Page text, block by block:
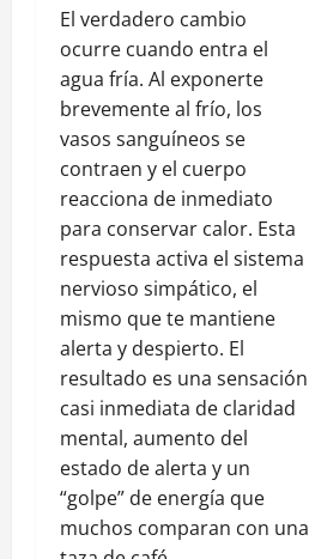
El verdadero cambio
ocurre cuando entra el
agua fría. Al exponerte
brevemente al frío, los
vasos sanguíneos se
contraen y el cuerpo
reacciona de inmediato
para conservar calor. Esta
respuesta activa el sistema
nervioso simpático, el
mismo que te mantiene
alerta y despierto. El
resultado es una sensación
casi inmediata de claridad
mental, aumento del
estado de alerta y un
“golpe” de energía que
muchos comparan con una